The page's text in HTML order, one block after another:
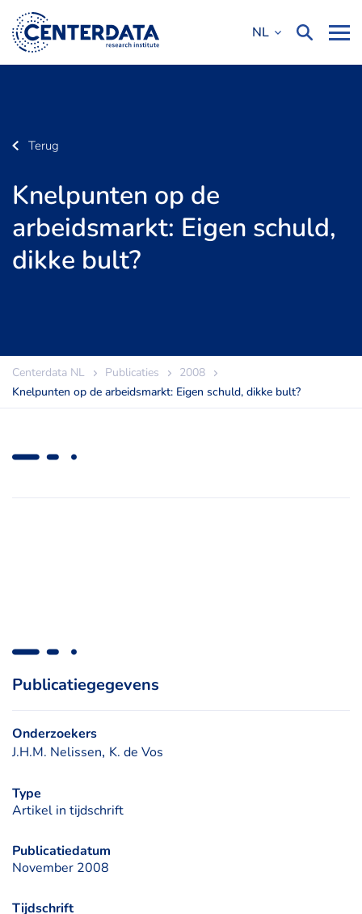
NL
Terug
Knelpunten op de
arbeidsmarkt: Eigen schuld,
dikke bult?
Centerdata NL Publicaties
2008
Knelpunten op de arbeidsmarkt: Eigen schuld, dikke bult?
Publicatiegegevens
Onderzoekers
J.H.M. Nelissen, K. de Vos
Type
Artikel in tijdschrift
Publicatiedatum
November 2008
Tijdschrift